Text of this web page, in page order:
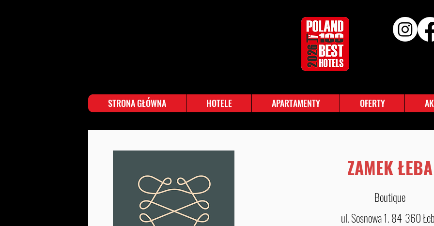
STRONA GŁÓWNA HOTELE APARTAMENTY OFERTY
ZAMEK ŁEBA
Boutique
ul. Sosnowa 1. 84-360